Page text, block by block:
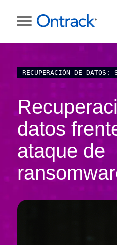
RECUPERACIÓN DE DATOS:
datos
ataque de